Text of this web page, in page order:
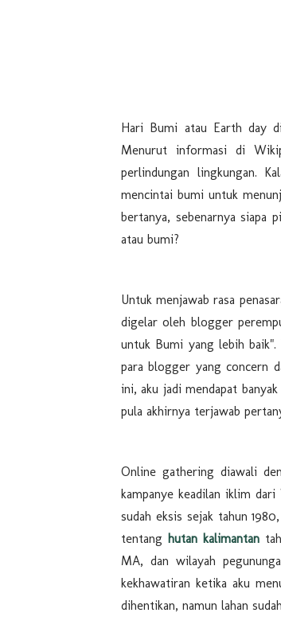
Hari Bumi atau Earth day
Menurut informasi di
perlindungan lingkungan.
mencintai bumi untuk
bertanya, sebenarnya siapa
atau bumi?
Untuk menjawab rasa
digelar oleh blogger
untuk Bumi yang lebih
para blogger yang concern
ini, aku jadi mendapat
pula akhirnya terjawab
Online gathering diawali
kampanye keadilan iklim
sudah eksis sejak tahun
tentang hutan kalimantan
MA, dan wilayah
kekhawatiran ketika aku
dihentikan, namun lahan